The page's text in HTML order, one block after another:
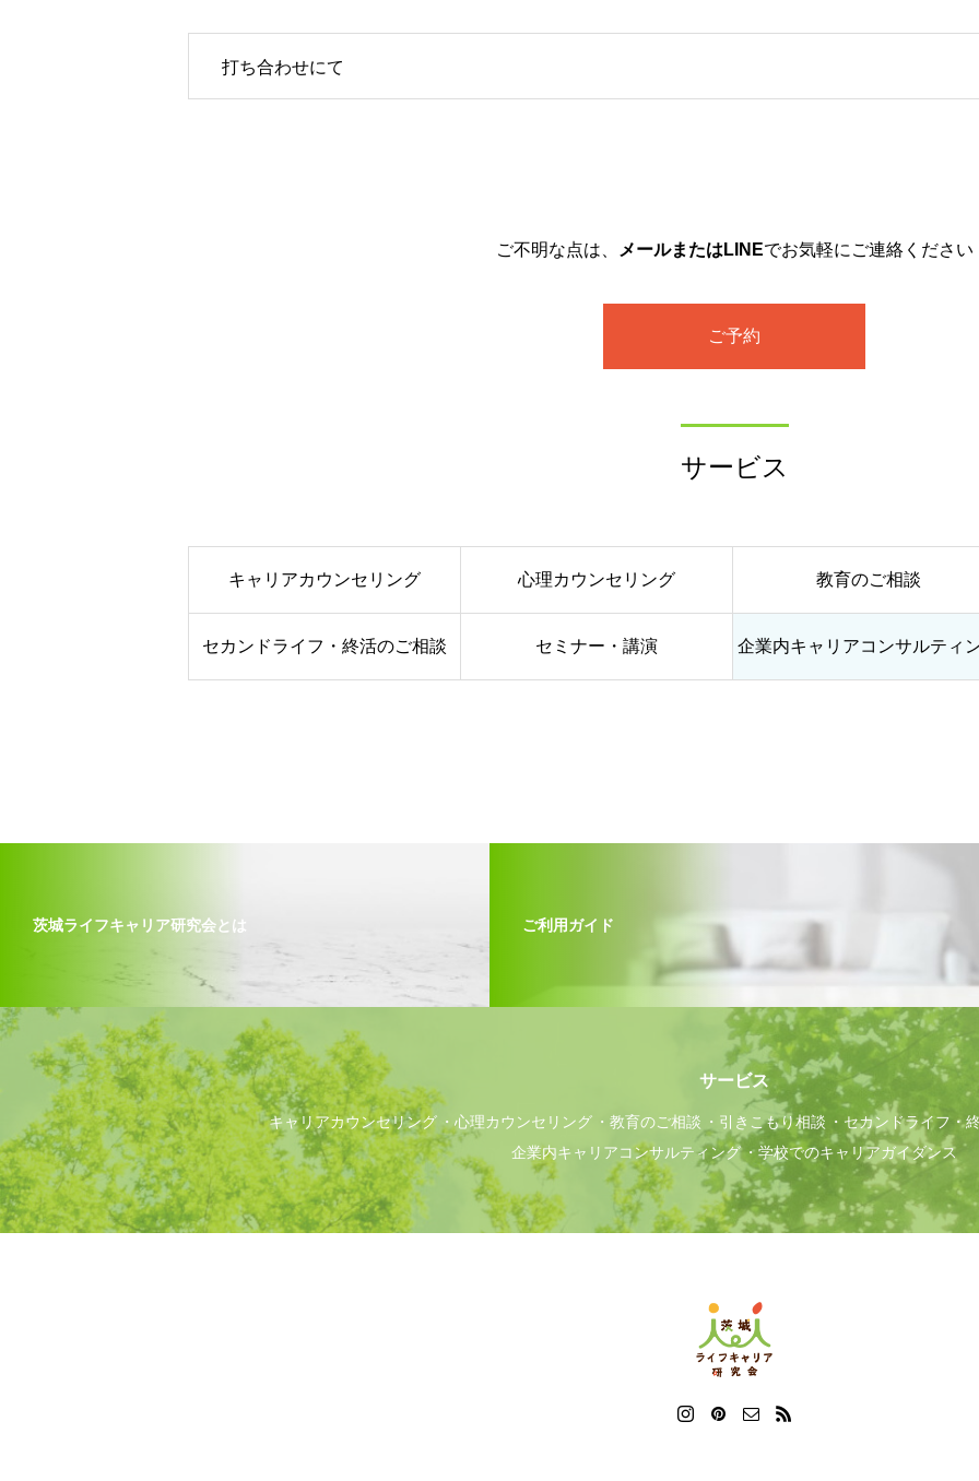
打ち合わせにて
ご不明な点は、 メールまたはLINEでお気軽にご連絡ください
ご予約
サービス
キャリアカウンセリング 心理カウンセリング 教育のご相談
セカンドライフ・終活のご相談 セミナー・講演 企業内キャリアコンサルティ
茨城ライフキャリア研究会とは ご利用ガイド
サービス
キャリアカウンセリング 心理カウンセリング 教育のご相談 引きこもり相談
セカンドライフ・
企業内キャリアコンサルティング
学校でのキャリアガイダンス